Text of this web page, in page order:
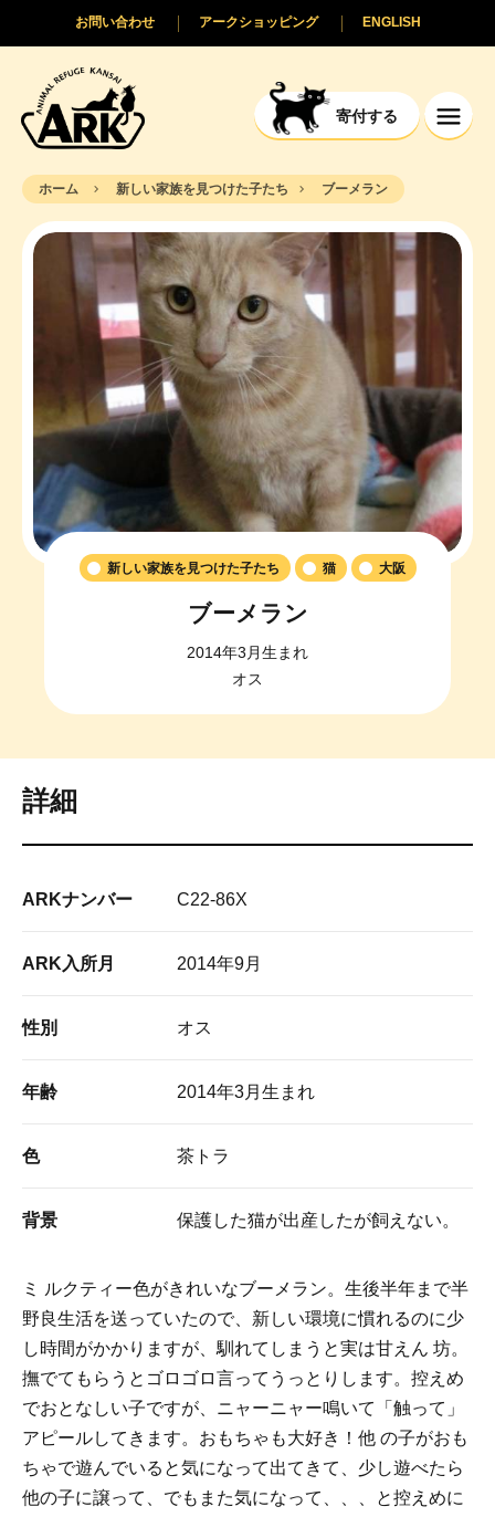
寄付する
ENGLISH
アークショッピング
お問い合わせ
ホーム 新しい家族を見つけた子たち ブーメラン
新しい家族を見つけた子たち 猫 大阪
ブーメラン
2014年3月生まれ
オス
詳細
ARKナンバー C22-86X
ARK入所月 2014年9月
性別 オス
年齢 2014年3月生まれ
色 茶トラ
背景 保護した猫が出産したが飼えない。
ミ ルクティー色がきれいなブーメラン。生後半年まで半
野良生活を送っていたので、新しい環境に慣れるのに少
し時間がかかりますが、馴れてしまうと実は甘えん 坊。
撫でてもらうとゴロゴロ言ってうっとりします。控えめ
でおとなしい子ですが、ニャーニャー鳴いて「触って」
アピールしてきます。おもちゃも大好き！他 の子がおも
ちゃで遊んでいると気になって出てきて、少し遊べたら
他の子に譲って、でもまた気になって、、、と控えめに